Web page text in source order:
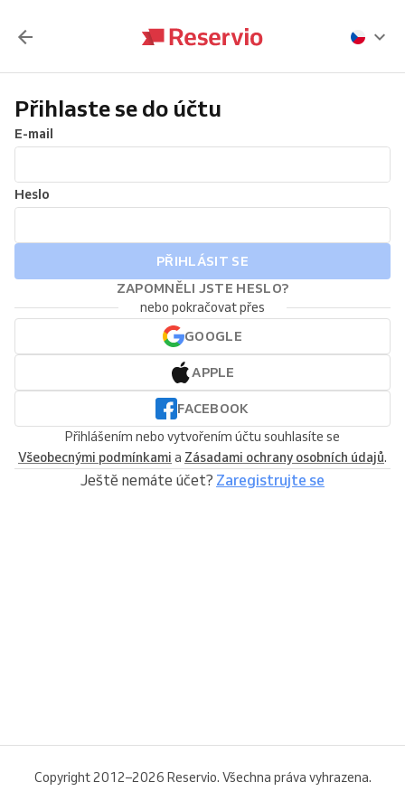
Přihlaste se do účtu
E-mail
Heslo
PŘIHLÁSIT SE
ZAPOMNĚLI JSTE HESLO?
nebo pokračovat přes
GOOGLE
APPLE
FACEBOOK
Přihlášením nebo vytvořením účtu souhlasíte se
Všeobecnými podmínkami a Zásadami ochrany osobních údajů.
Ještě nemáte účet? Zaregistrujte se
Copyright 2012–2026 Reservio. Všechna práva vyhrazena.